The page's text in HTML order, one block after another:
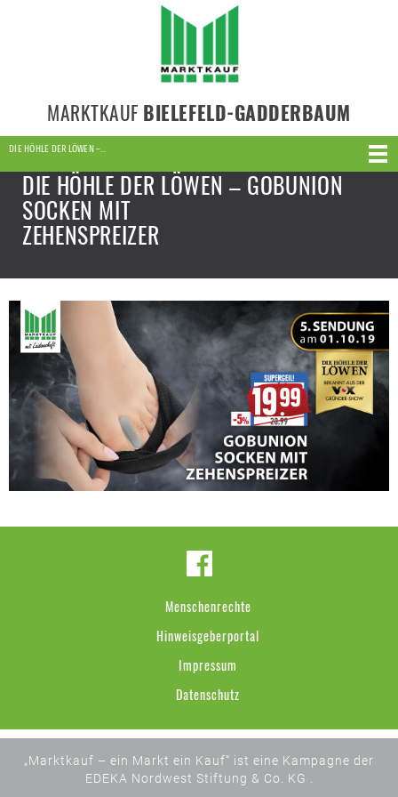
MARKTKAUF BIELEFELD-GADDERBAUM
DIE HÖHLE DER LÖWEN –…
DIE HÖHLE DER LÖWEN – GOBUNION
SOCKEN MIT
ZEHENSPREIZER
Menschenrechte
Hinweisgeberportal
Impressum
Datenschutz
„Marktkauf – ein Markt ein Kauf“ ist eine Kampagne der
EDEKA Nordwest Stiftung & Co. KG .